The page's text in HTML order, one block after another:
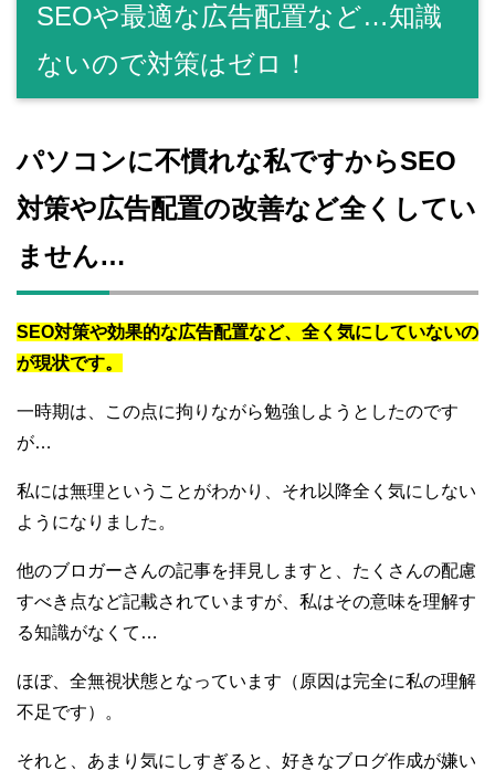
SEOや最適な広告配置など…知識
ないので対策はゼロ！
パソコンに不慣れな私ですからSEO
対策や広告配置の改善など全くしてい
ません…
SEO対策や効果的な広告配置など、全く気にしていないの
が現状です。
一時期は、この点に拘りながら勉強しようとしたのです
が…
私には無理ということがわかり、それ以降全く気にしない
ようになりました。
他のブロガーさんの記事を拝見しますと、たくさんの配慮
すべき点など記載されていますが、私はその意味を理解す
る知識がなくて…
ほぼ、全無視状態となっています（原因は完全に私の理解
不足です）。
それと、あまり気にしすぎると、好きなブログ作成が嫌い